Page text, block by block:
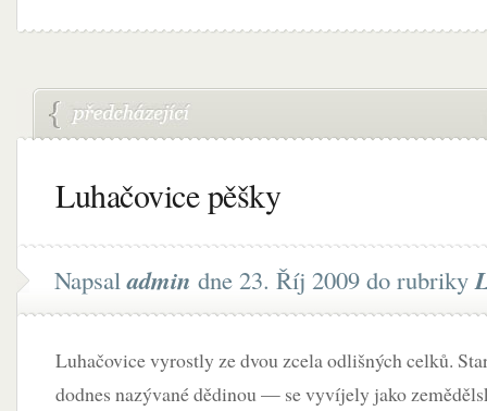
Luhačovice pěšky
Napsaladmin dne 23. Říj 2009 do rubriky
Luhačovice vyrostly ze dvou zcela odlišných celků.
dodnes nazývané dědinou — se vyvíjely jako